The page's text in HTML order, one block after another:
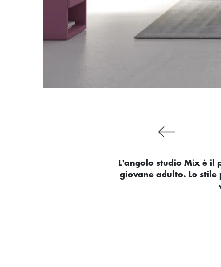
L'angolo studio Mix è il
giovane adulto. Lo stile